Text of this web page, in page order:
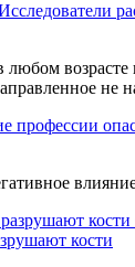
не
профессии
кости